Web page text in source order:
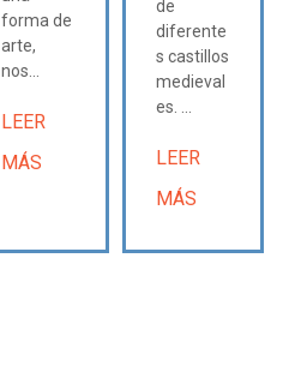
forma de
arte,
nos...
LEER
MÁS
de
diferente
s castillos
medieval
es. ...
LEER
MÁS